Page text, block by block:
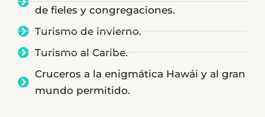
de fieles y congregaciones.
Turismo de invierno.
Turismo al Caribe.
Cruceros a la enigmática Hawái y al gran
mundo permitido.